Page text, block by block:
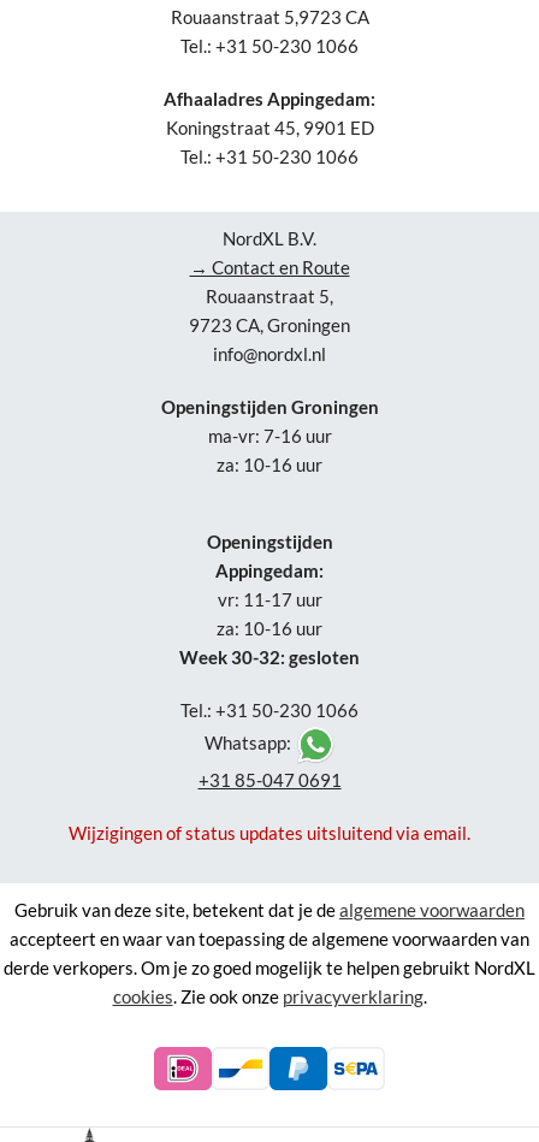
Rouaanstraat 5,9723 CA
Tel.: +31 50-230 1066
Afhaaladres Appingedam:
Koningstraat 45, 9901 ED
Tel.: +31 50-230 1066
NordXL B.V.
→ Contact en Route
Rouaanstraat 5,
9723 CA, Groningen
info@nordxl.nl
Openingstijden Groningen
ma-vr: 7-16 uur
za: 10-16 uur
Openingstijden
Appingedam:
vr: 11-17 uur
za: 10-16 uur
Week 30-32: gesloten
Tel.: +31 50-230 1066
Whatsapp:
+31 85-047 0691
Wijzigingen of status updates uitsluitend via email.
Gebruik van deze site, betekent dat je dealgemene voorwaarden
accepteert en waar van toepassing de algemene voorwaarden van
derde verkopers. Om je zo goed mogelijk te helpen gebruikt NordXL
cookies . Zie ook onze privacyverklaring.